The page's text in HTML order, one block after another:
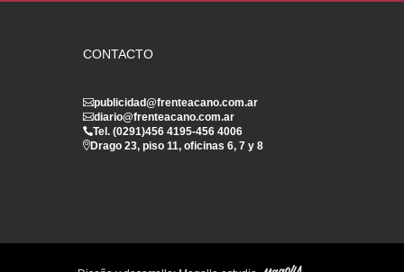
CONTACTO
publicidad@frenteacano.com.ar
diario@frenteacano.com.ar
Tel. (0291)456 4195-456 4006
Drago 23, piso 11, oficinas 6, 7 y 8